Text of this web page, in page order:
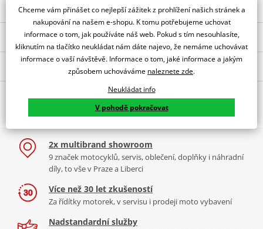
Popis a parametry
Jsme autorizovaný
dealer značky Moto Guzzi
Džínová bunda na motorku Moto Guzzi vyrobená z prvotřídní
džínové směsi 13 oz. bavlny a polyestereru s vložkami Flex Tenax.
Chrániče Forcetech / Multitech s certifikátem EN 1621-1: 2012 na
ramenou a loktech.
Možnost dokoupit chránič páteře. Bundu lze spojit s kalhoty
pomocí úchytek.
**Poznámka: Originální produkty Moto Guzzi jsou velmi žádané, a
proto se může stát, že některé velikosti nebude mít dodavatel
Pokud taková situace nastane, budete o tom ihned informování.
Mohlo by se vám líbit
Slidery na boty RST
TRACTECH EVO / 1539
Boty RST TRACTECH EVO 3
SPORT CE / 2101 - černá
Funkční tričko s dlouhým rukávem iXS MERINO 365 - šedé
2x multibrand showroom
9 značek motocyklů, servis, oblečení, doplňky i náhradní
díly, to vše v Praze a Liberci
Více než 30 let zkušeností
Za řídítky motorek, v servisu i prodeji moto vybavení
Nadstandardní služby
Chceme vám přinášet co nejlepší zážitek z prohlížení našich stránek a
nakupování na našem e-shopu. K tomu potřebujeme uchovat
informace o tom, jak používáte náš web. Pokud s tím nesouhlasíte,
kliknutím na tlačítko neukládat nám dáte najevo, že nemáme uchovávat
informace o vaší návštěvě. Informace o tom, jaké informace a jakým
způsobem uchováváme naleznete zde.
Neukládat info
V pohodě pokračovat